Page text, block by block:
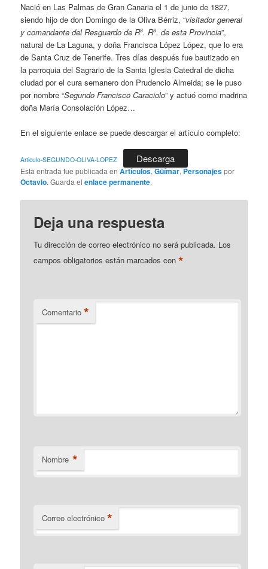
Nació en Las Palmas de Gran Canaria el 1 de junio de 1827,
siendo hijo de don Domingo de la Oliva Bérriz, “visitador general
y comandante del Resguardo de Rs. Rs. de esta Provincia”,
natural de La Laguna, y doña Francisca López López, que lo era
de Santa Cruz de Tenerife. Tres días después fue bautizado en
la parroquia del Sagrario de la Santa Iglesia Catedral de dicha
ciudad por el cura semanero don Prudencio Almeida; se le puso
por nombre “Segundo Francisco Caraciolo” y actuó como madrina
doña María Consolación López…
En el siguiente enlace se puede descargar el artículo completo:
Articulo-SEGUNDO-OLIVA-LOPEZ Descarga
Esta entrada fue publicada enArtículos,Güímar,Personajespor
Octavio. Guarda elenlace permanente.
Deja una respuesta
Tu dirección de correo electrónico no será publicada. Los
campos obligatorios están marcados con*
Comentario *
Nombre *
Correo electrónico *